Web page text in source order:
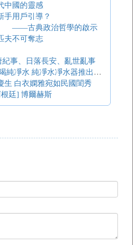
中國的靈感
手用戶引導？
——古典政治哲學的啟示
夫不可奪志
紀事、日落長安、亂世亂事
德國科學家:我們不喝純凈水 純凈水凈水器推出遭質疑
生 白衣嫻雅宛如民國閨秀
廷] 博爾赫斯